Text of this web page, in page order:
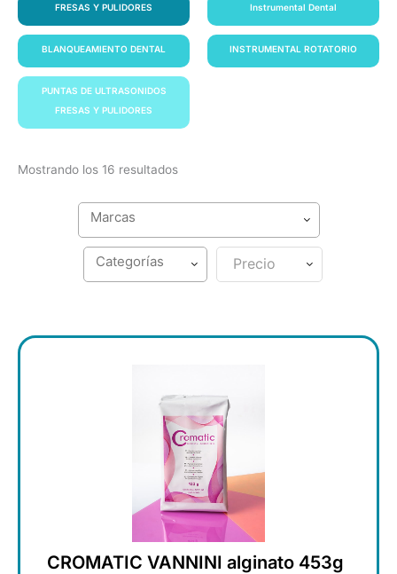
FRESAS Y PULIDORES Instrumental Dental
BLANQUEAMIENTO DENTAL INSTRUMENTAL ROTATORIO
PUNTAS DE ULTRASONIDOS
FRESAS Y PULIDORES
Mostrando los 16 resultados
Precio
CROMATIC VANNINI alginato 453g